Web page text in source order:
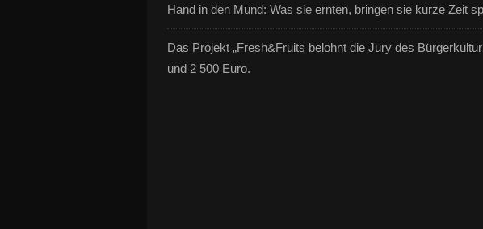
Hand in den Mund: Was sie ernten, bringen sie kurze Zeit
Das Projekt „Fresh&Fruits belohnt die Jury des
und 2 500 Euro.